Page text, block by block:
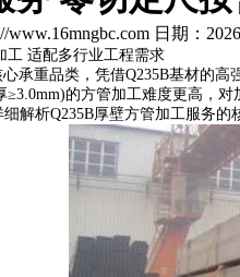
日期：
工 适配多行业工程需求
承重品类，凭借Q235B基材的
≥3.0mm)的方管加工难度更高，
解析Q235B厚壁方管加工服务